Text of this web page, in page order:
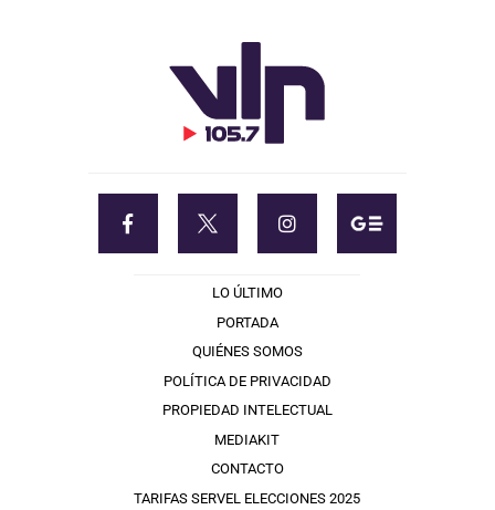
LO ÚLTIMO
PORTADA
QUIÉNES SOMOS
POLÍTICA DE PRIVACIDAD
PROPIEDAD INTELECTUAL
MEDIAKIT
CONTACTO
TARIFAS SERVEL ELECCIONES 2025